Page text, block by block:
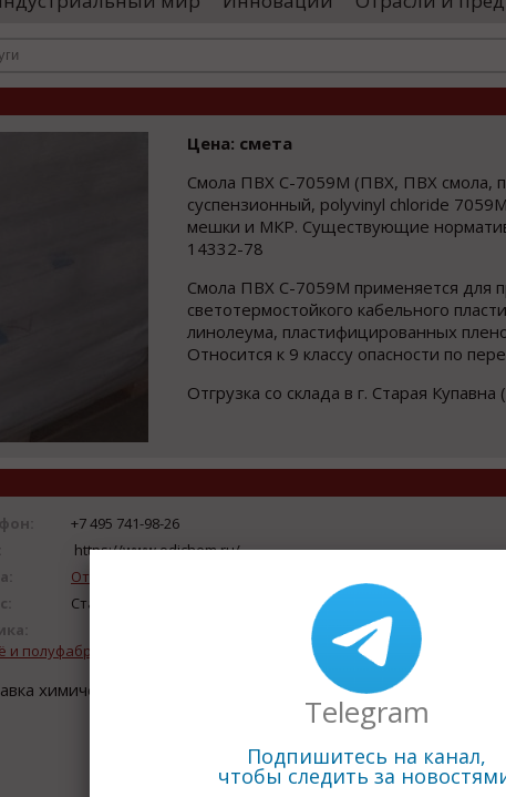
проводятся необходимые проверки, после
Цена: смета
Смола ПВХ С-7059М (ПВХ, ПВХ смола,
суспензионный, polyvinyl chloride
мешки и МКР. Существующие
14332-78
Смола ПВХ С-7059М применяется для
светотермостойкого кабельного
линолеума, пластифицированных
Относится к 9 классу опасности по
Отгрузка со склада в г. Старая Купавна
+7 495 741-98-26
https://www.odichem.ru/
Отправить письмо
Старая Купавна, ул. Дорожная, д. 16А
и полуфабрикаты химической промышленности. Минерально-
химического сырья предприятиям промышленности.
Telegram
Подпишитесь на канал,
чтобы следить за